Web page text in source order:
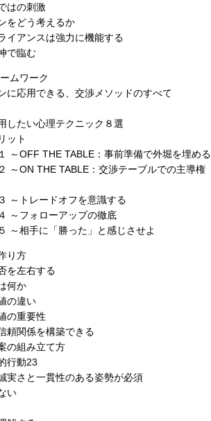
はの刺激
をどう考えるか
イアンスは強力に機能する
で臨む
ムワーク
に応用できる、交渉メソッドのすべて
したい心理テクニック８選
ット
～OFF THE TABLE：事前準備で外堀を埋める
～ON THE TABLE：交渉テーブルでの主導権
～トレードオフを意識する
～フォローアップの徹底
～相手に「勝った」と感じさせよ
り方
を左右する
何か
の違い
の重要性
頼関係を構築できる
の組み立て方
行動23
実さと一貫性のある姿勢が必須
い